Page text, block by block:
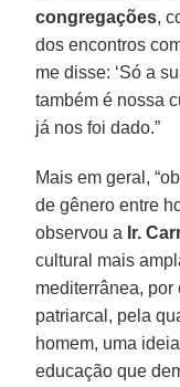
congregações,
dos encontros
me disse: ‘Só a
também é nossa
já nos foi dado.”
Mais em geral,
de gênero entre
observou a Ir.
cultural mais
mediterrânea, por
patriarcal, pela
homem, uma
educação que